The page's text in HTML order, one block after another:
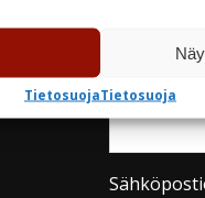
TietosuojaTietosuoja
Yritys